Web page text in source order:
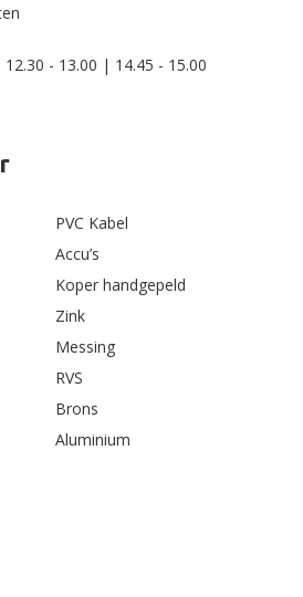
- 13.00 | 14.45 - 15.00
PVC Kabel
Accu’s
Koper handgepeld
Zink
Messing
RVS
Brons
Aluminium